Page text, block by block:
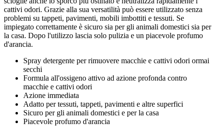
cattivi odori. Grazie alla sua versatilità può essere utilizzato senza
problemi su tappeti, pavimenti, mobili imbottiti e tessuti. Se
impiegato correttamente è sicuro sia per gli animali domestici sia per
la casa. Dopo l'utilizzo lascia solo pulizia e un piacevole profumo
d'arancia.
Spray detergente per rimuovere macchie e cattivi odori ormai
secchi
Formula all'ossigeno attivo ad azione profonda contro
macchie e cattivi odori
Azione immediata
Adatto per tessuti, tappeti, pavimenti e altre superfici
Sicuro per gli animali domestici e per la casa
Piacevole profumo d'arancia